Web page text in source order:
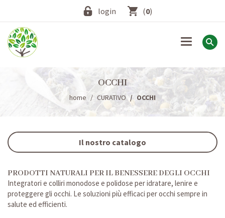
login (0)
Toggle
OCCHI
home CURATIVO OCCHI
Il nostro catalogo
PRODOTTI NATURALI PER IL BENESSERE DEGLI OCCHI
Integratori e colliri monodose e polidose per idratare, lenire e
proteggere gli occhi. Le soluzioni più efficaci per occhi sempre in
salute ed efficienti.